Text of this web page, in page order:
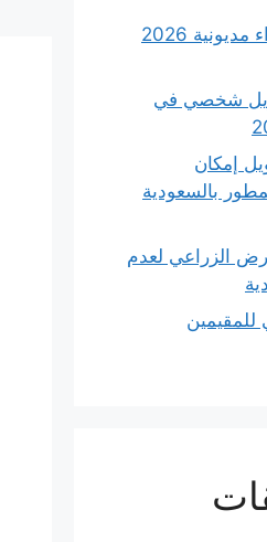
مقارنة أقل نسبة شراء مديونية 2026
شخصي في
إمكان
بالسعودية
الزراعي لعدم
للمقيمين